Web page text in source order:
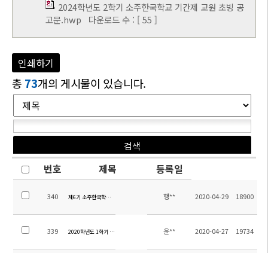
2024학년도 2학기 소주한국학교 기간제 교원 초빙 공
고문.hwp 다운로드 수 : [ 55 ]
인쇄하기
총 73개의 게시물이 있습니다.
번호 제목 등록일
340 제6기 소주한국학교 학부모위원 선출공고 행** 2020-04-29 18900
339 2020학년도 1학기 초등 수행평가 안내 윤** 2020-04-27 19734